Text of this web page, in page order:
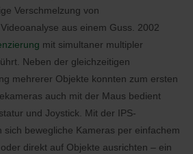
Verschmelzung von
aus einem Guss. 2002
mit simultaner multipler
Neben der gleichzeitigen
mehrerer Objekte konnten zum ersten
auch mit der Maus bedient
und Joystick. Mit der IPS-
sich bewegliche Kameras per einfachem
direkt auf Objekte ausrichten – ein